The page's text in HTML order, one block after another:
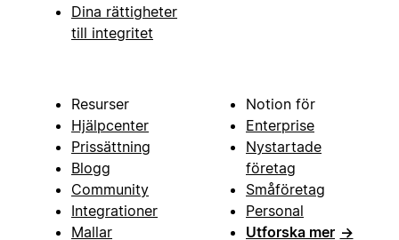
Dina rättigheter
till integritet
Resurser
Hjälpcenter
Prissättning
Blogg
Community
Integrationer
Mallar
Notion för
Enterprise
Nystartade
företag
Småföretag
Personal
Utforska mer →